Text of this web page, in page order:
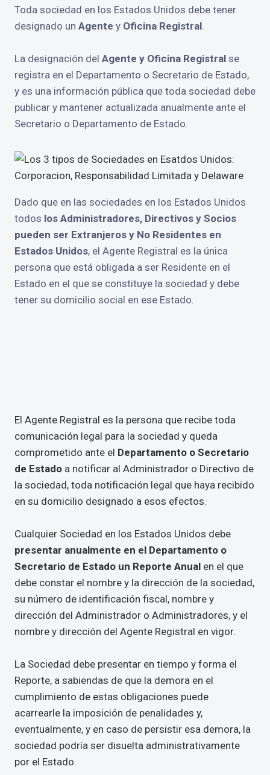
Toda sociedad en los Estados Unidos debe tener
designado un Agente y Oficina Registral
La designación del Agente y Oficina Registral se
registra en el Departamento o Secretario de Estado,
y es una información pública que toda sociedad debe
publicar y mantener actualizada anualmente ante el
Secretario o Departamento de Estado.
Dado que en las sociedades en los Estados Unidos
todos los Administradores, Directivos y Socios
pueden ser Extranjeros y No Residentes en
Estados Unidos, el Agente Registral es la única
persona que está obligada a ser Residente en el
Estado en el que se constituye la sociedad y debe
tener su domicilio social en ese Estado.
El Agente Registral es la persona que recibe toda
comunicación legal para la sociedad y queda
comprometido ante el Departamento o Secretario
de Estado a notificar al Administrador o Directivo de
la sociedad, toda notificación legal que haya recibido
en su domicilio designado a esos efectos.
Cualquier Sociedad en los Estados Unidos debe
presentar anualmente en el Departamento o
Secretario de Estado un Reporte Anual en el que
debe constar el nombre y la dirección de la sociedad,
su número de identificación fiscal, nombre y
dirección del Administrador o Administradores, y el
nombre y dirección del Agente Registral en vigor.
La Sociedad debe presentar en tiempo y forma el
Reporte, a sabiendas de que la demora en el
cumplimiento de estas obligaciones puede
acarrearle la imposición de penalidades y,
eventualmente, y en caso de persistir esa demora, la
sociedad podría ser disuelta administrativamente
por el Estado.